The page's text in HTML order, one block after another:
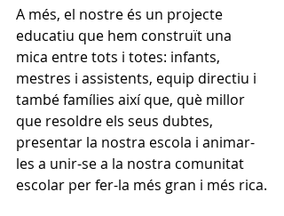
A més, el nostre és un projecte
educatiu que hem construït una
mica entre tots i totes: infants,
mestres i assistents, equip directiu i
també famílies així que, què millor
que resoldre els seus dubtes,
presentar la nostra escola i animar-
les a unir-se a la nostra comunitat
escolar per fer-la més gran i més rica.